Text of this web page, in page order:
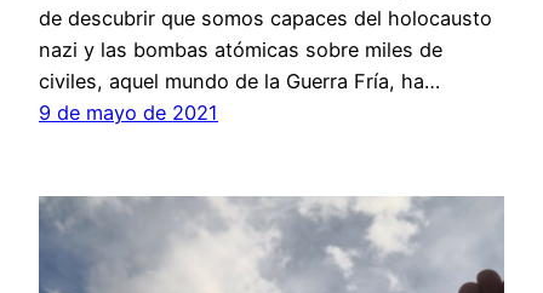
de descubrir que somos capaces del holocausto
nazi y las bombas atómicas sobre miles de
civiles, aquel mundo de la Guerra Fría, ha…
9 de mayo de 2021